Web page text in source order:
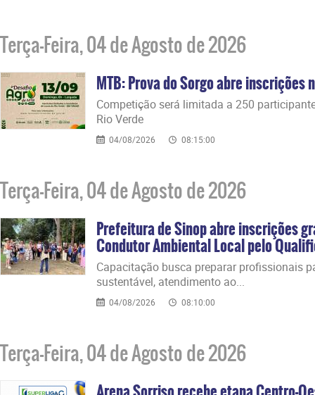
Terça-Feira, 04 de Agosto de 2026
MTB: Prova do Sorgo abre inscrições
​Competição será limitada a 250
Rio Verde
04/08/2026 08:15:00
Terça-Feira, 04 de Agosto de 2026
Prefeitura de Sinop abre inscrições
Condutor Ambiental Local pelo
​Capacitação busca preparar profissionais
sustentável, atendimento ao...
04/08/2026 08:10:00
Terça-Feira, 04 de Agosto de 2026